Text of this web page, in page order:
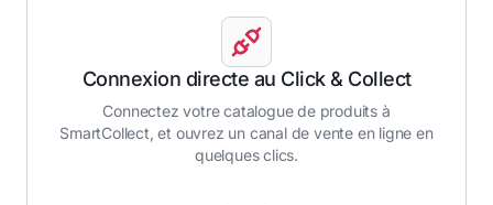
Connexion directe au Click & Collect
Connectez votre catalogue de produits à
SmartCollect, et ouvrez un canal de vente en ligne en
quelques clics.